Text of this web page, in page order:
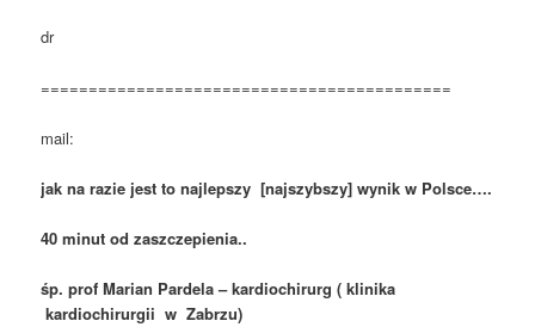
dr
===========================================
mail:
jak na razie jest to najlepszy [najszybszy] wynik w Polsce….
40 minut od zaszczepienia..
śp. prof Marian Pardela – kardiochirurg ( klinika
kardiochirurgii w Zabrzu)